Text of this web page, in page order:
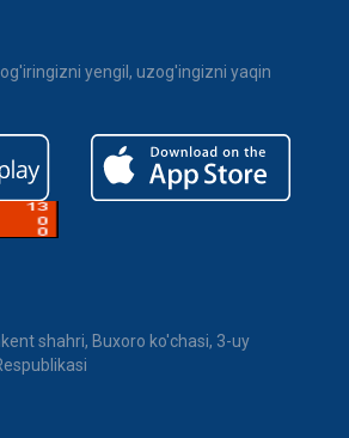
yengil, uzog'ingizni yaqin
shahri, Buxoro ko'chasi, 3-uy